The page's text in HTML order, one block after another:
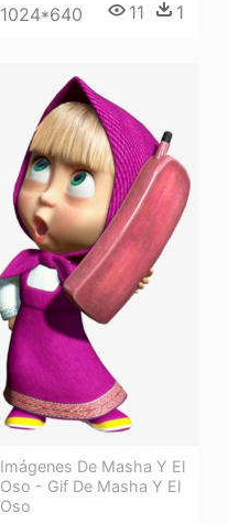
1024*640 11 1
Imágenes De Masha Y El
Oso - Gif De Masha Y El
Oso